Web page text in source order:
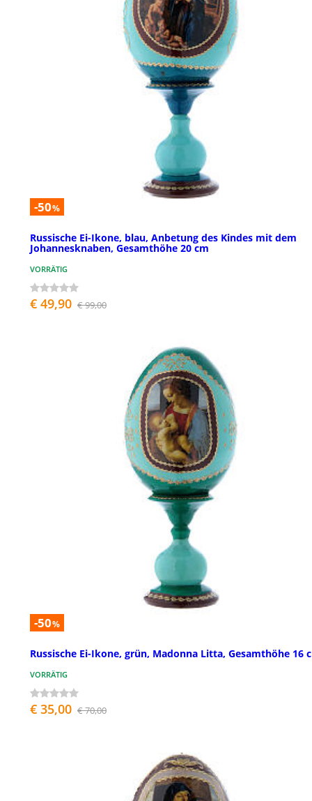
-50%
Russische Ei-Ikone, blau, Anbetung des Kindes mit dem
Johannesknaben, Gesamthöhe 20 cm
VORRÄTIG
€ 49,90 € 99,00
-50%
Russische Ei-Ikone, grün, Madonna Litta, Gesamthöhe 16
VORRÄTIG
€ 35,00 € 70,00